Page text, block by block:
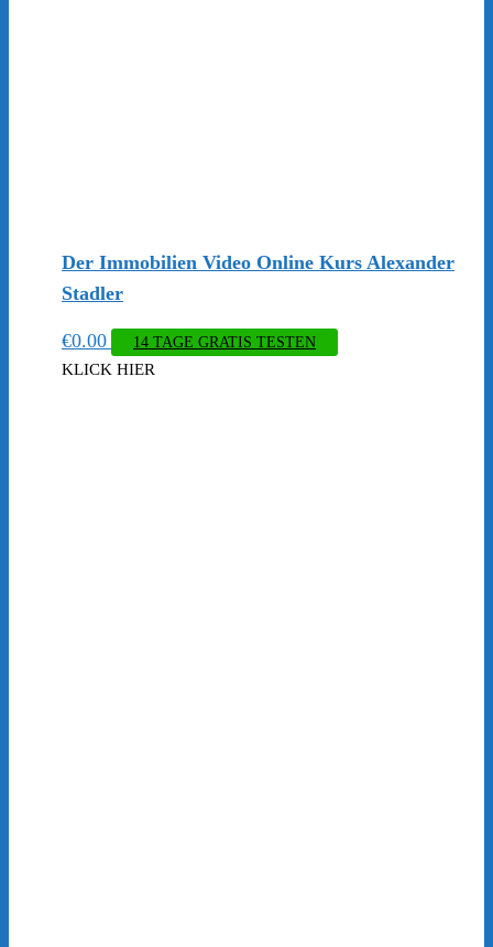
Der Immobilien Video Online Kurs Alexander
Stadler
€0.00 14 TAGE GRATIS TESTEN
KLICK HIER